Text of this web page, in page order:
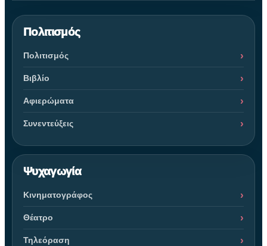
Πολιτισμός
Πολιτισμός
Βιβλίο
Αφιερώματα
Συνεντεύξεις
Ψυχαγωγία
Κινηματογράφος
Θέατρο
Τηλεόραση